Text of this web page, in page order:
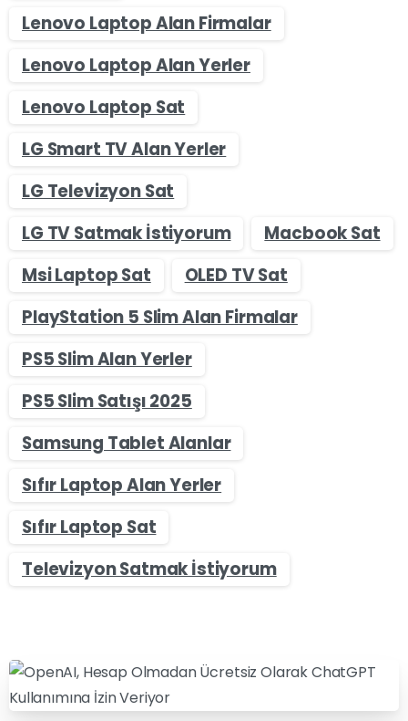
Lenovo Laptop Alan Firmalar
Lenovo Laptop Alan Yerler
Lenovo Laptop Sat
LG Smart TV Alan Yerler
LG Televizyon Sat
LG TV Satmak İstiyorum
Macbook Sat
Msi Laptop Sat
OLED TV Sat
PlayStation 5 Slim Alan Firmalar
PS5 Slim Alan Yerler
PS5 Slim Satışı 2025
Samsung Tablet Alanlar
Sıfır Laptop Alan Yerler
Sıfır Laptop Sat
Televizyon Satmak İstiyorum